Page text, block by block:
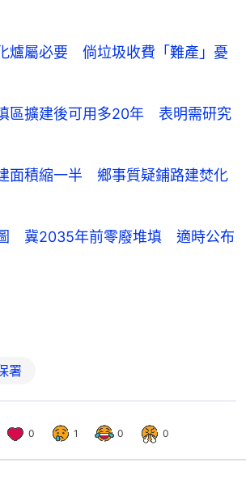
爐屬必要 倘垃圾收費「難產」憂
區擴建後可用多20年 表明需研究
面積縮一半 鄉事質疑鋪路建焚化
冀2035年前零廢堆填 適時公布
署
0 1 0 0